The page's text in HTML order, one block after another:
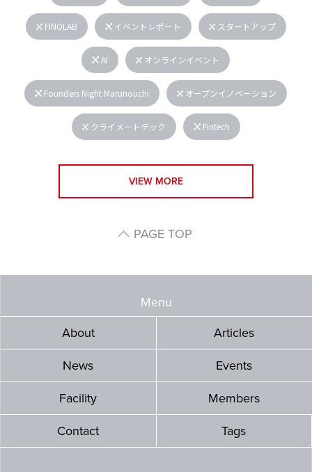
FINOLAB イベントレポート スタートアップ
AI オンラインイベント
Founders Night Marunouchi オープンイノベーション
クライメートテック Fintech
VIEW MORE
PAGE TOP
Menu
About
Articles
News Events
Facility Members
Contact Tags